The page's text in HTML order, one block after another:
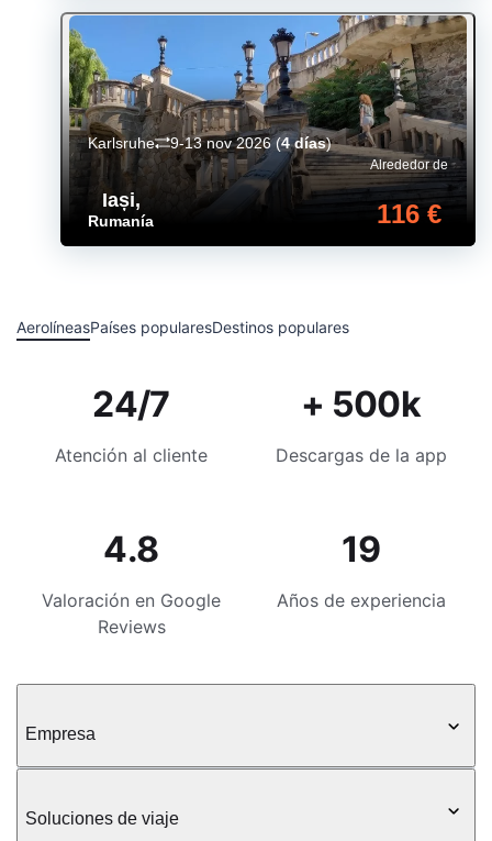
Iași,
Rumanía
Alrededor de
116 €
Karlsruhe 9-13 nov 2026(4 días)
AerolíneasPaíses popularesDestinos populares
24/7
Atención al cliente
+ 500k
Descargas de la app
4.8
Valoración en Google
Reviews
19
Años de experiencia
Empresa
Soluciones de viaje